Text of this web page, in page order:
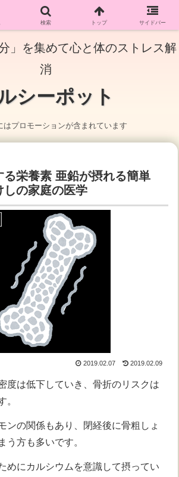
」を集めて心と体のストレス解
消
シーポット
はプロモーションが含まれています
る栄養素 亜鉛が摂れる簡単
しの家庭の医学
2019.02.07 2019.02.09
度は低下していき、骨折のリスクは
。
ンの関係もあり、閉経後に骨粗しょ
う方も多いです。
めにカルシウムを意識して摂ってい
検索 トップ サイドバー